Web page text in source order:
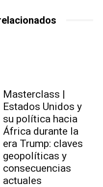
Masterclass |
Estados Unidos y
su política hacia
África durante la
era Trump: claves
geopolíticas y
consecuencias
actuales